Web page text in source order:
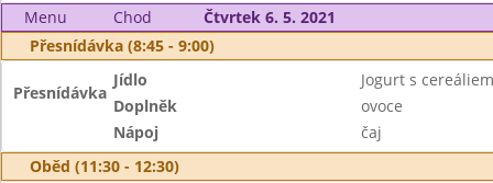
Menu
Chod
Čtvrtek 6. 5. 2021
Přesnídávka (8:45 - 9:00)
Přesnídávka
Jídlo
Jogurt s
Doplněk
ovoce
Nápoj
čaj
Oběd (11:30 - 12:30)